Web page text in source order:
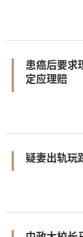
患癌后要求
定应理赔
疑妻出轨玩